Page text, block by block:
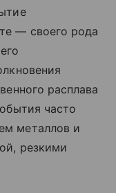
— своего рода
расплава
часто
металлов и
резкими